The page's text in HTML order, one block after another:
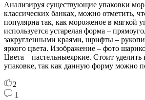
Анализируя существующие упаковки
классических банках, можно отметить,
популярна так, как мороженое в мягкой
используется устарелая форма –
закругленными краями, шрифты –
яркого цвета. Изображение – фото
Цвета – пастельныеяркие. Стоит уделить
упаковке, так как данную форму можно
2
1